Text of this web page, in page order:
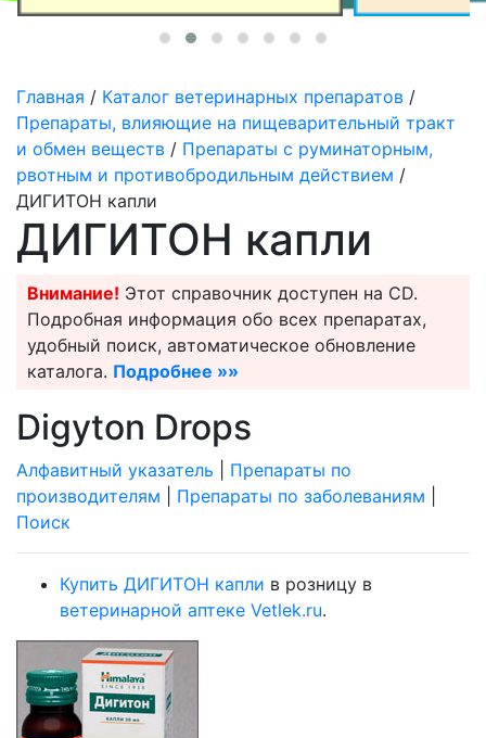
Главная / Каталог ветеринарных препаратов /
Препараты, влияющие на пищеварительный тракт
и обмен веществ / Препараты с руминаторным,
рвотным и противобродильным действием /
ДИГИТОН капли
ДИГИТОН капли
Внимание! Этот справочник доступен на CD.
Подробная информация обо всех препаратах,
удобный поиск, автоматическое обновление
каталога. Подробнее »»
Digyton Drops
Алфавитный указатель
Препараты по
производителям
Препараты по заболеваниям
Поиск
Купить ДИГИТОН капли в розницу в
ветеринарной аптеке Vetlek.ru.